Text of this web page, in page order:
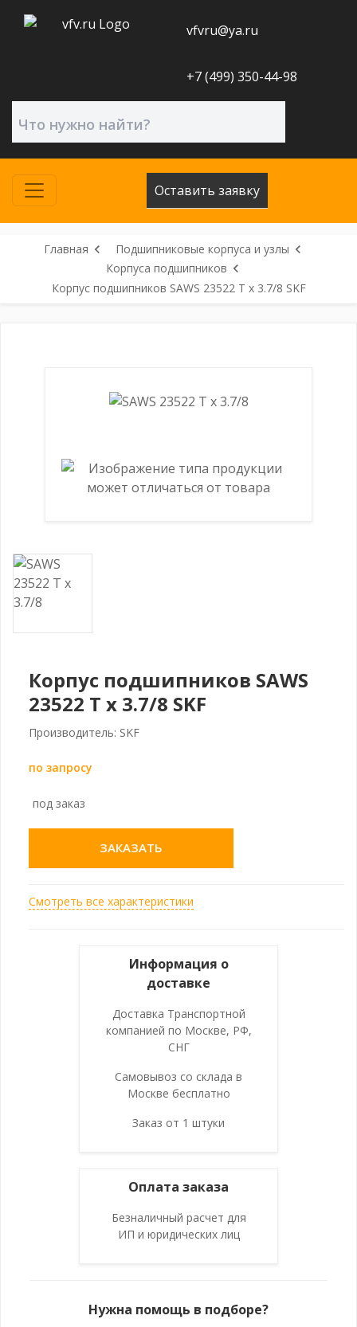
vfvru@ya.ru
+7 (499) 350-44-98
Оставить заявку
Главная
Подшипниковые корпуса и узлы
Корпуса подшипников
Корпус подшипников SAWS 23522 T x 3.7/8 SKF
Корпус подшипников SAWS
23522 T x 3.7/8 SKF
Производитель: SKF
по запросу
под заказ
ЗАКАЗАТЬ
Смотреть все характеристики
Информация о
доставке
Доставка Транспортной
компанией по Москве, РФ,
СНГ
Самовывоз со склада в
Москве бесплатно
Заказ от 1 штуки
Оплата заказа
Безналичный расчет для
ИП и юридических лиц
Нужна помощь в подборе?